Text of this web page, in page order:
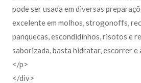
pode ser usada em diversas
excelente em molhos, strogonoffs,
panquecas, escondidinhos, risotos e
saborizada, basta hidratar, escorrer e
</p>
</div>